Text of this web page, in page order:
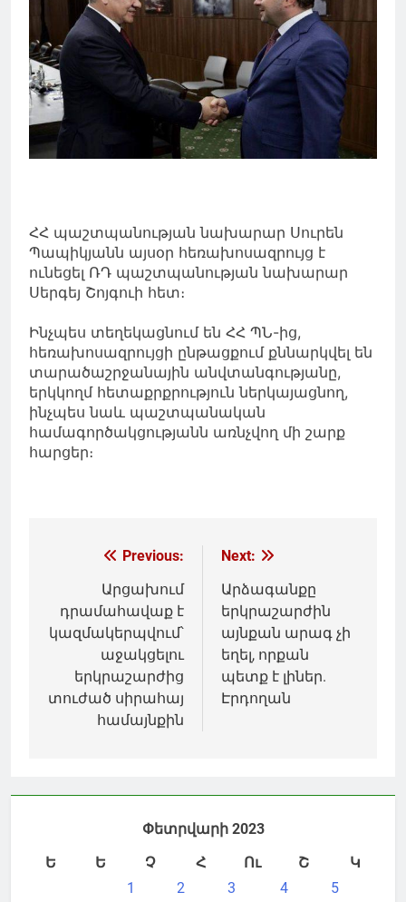
ՀՀ պաշտպանության նախարար Սուրեն
Պապիկյանն այսօր հեռախոսազրույց է
ունեցել ՌԴ պաշտպանության նախարար
Սերգեյ Շոյգուի հետ։
Ինչպես տեղեկացնում են ՀՀ ՊՆ-ից,
հեռախոսազրույցի ընթացքում քննարկվել են
տարածաշրջանային անվտանգությանը,
երկկողմ հետաքրքրություն ներկայացնող,
ինչպես նաև պաշտպանական
համագործակցությանն առնչվող մի շարք
հարցեր։
Գրառումների
նավարկումը
Previous:
Արցախում
դրամահավաք է
կազմակերպվում՝
աջակցելու
երկրաշարժից
տուժած սիրահայ
համայնքին
Next:
Արձագանքը
երկրաշարժին
այնքան արագ չի
եղել, որքան
պետք է լիներ.
Էրդողան
Փետրվարի 2023
Ե
Ե Չ Հ Ու Շ
Կ
1
2 3 4 5